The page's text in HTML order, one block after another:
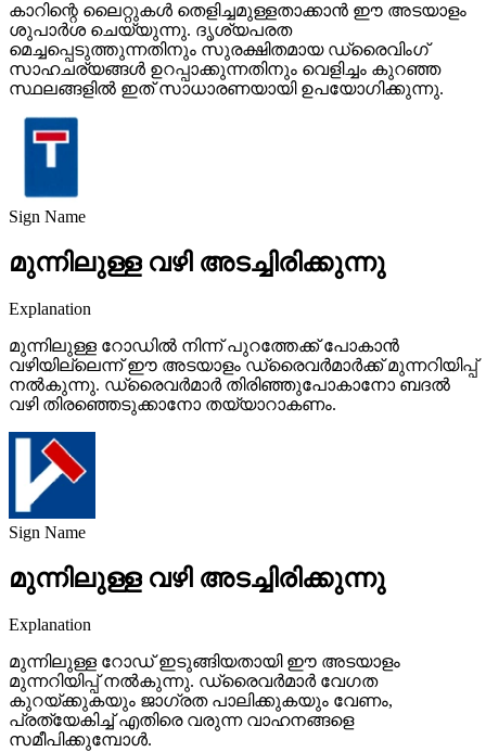
കാറിന്റെ ലൈറ്റുകൾ തെളിച്ചമുള്ളതാക്കാൻ ഈ അടയാളം
ശുപാർശ ചെയ്യുന്നു. ദൃശ്യപരത
മെച്ചപ്പെടുത്തുന്നതിനും സുരക്ഷിതമായ ഡ്രൈവിംഗ്
സാഹചര്യങ്ങൾ ഉറപ്പാക്കുന്നതിനും വെളിച്ചം കുറഞ്ഞ
സ്ഥലങ്ങളിൽ ഇത് സാധാരണയായി ഉപയോഗിക്കുന്നു.
Sign Name
മുന്നിലുള്ള വഴി അടച്ചിരിക്കുന്നു
Explanation
മുന്നിലുള്ള റോഡിൽ നിന്ന് പുറത്തേക്ക് പോകാൻ
വഴിയില്ലെന്ന് ഈ അടയാളം ഡ്രൈവർമാർക്ക് മുന്നറിയിപ്പ്
നൽകുന്നു. ഡ്രൈവർമാർ തിരിഞ്ഞുപോകാനോ ബദൽ
വഴി തിരഞ്ഞെടുക്കാനോ തയ്യാറാകണം.
Sign Name
മുന്നിലുള്ള വഴി അടച്ചിരിക്കുന്നു
Explanation
മുന്നിലുള്ള റോഡ് ഇടുങ്ങിയതായി ഈ അടയാളം
മുന്നറിയിപ്പ് നൽകുന്നു. ഡ്രൈവർമാർ വേഗത
കുറയ്ക്കുകയും ജാഗ്രത പാലിക്കുകയും വേണം,
പ്രത്യേകിച്ച് എതിരെ വരുന്ന വാഹനങ്ങളെ
സമീപിക്കുമ്പോൾ.